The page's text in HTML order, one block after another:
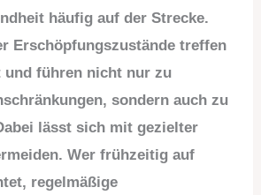
häufig auf der Strecke.
Erschöpfungszustände treffen
und führen nicht nur zu
sondern auch zu
lässt sich mit gezielter
Wer frühzeitig auf
regelmäßige